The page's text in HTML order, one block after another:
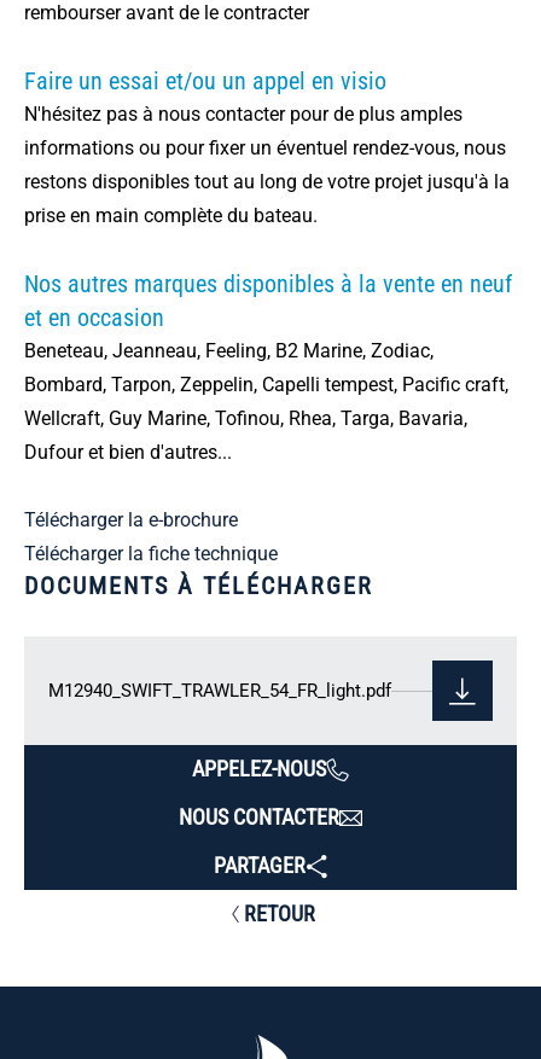
rembourser avant de le contracter
Faire un essai et/ou un appel en visio
N'hésitez pas à nous contacter pour de plus amples
informations ou pour fixer un éventuel rendez-vous, nous
restons disponibles tout au long de votre projet jusqu'à la
prise en main complète du bateau.
Nos autres marques disponibles à la vente en neuf
et en occasion
Beneteau, Jeanneau, Feeling, B2 Marine, Zodiac,
Bombard, Tarpon, Zeppelin, Capelli tempest, Pacific craft,
Wellcraft, Guy Marine, Tofinou, Rhea, Targa, Bavaria,
Dufour et bien d'autres...
Télécharger la e-brochure
Télécharger la fiche technique
DOCUMENTS À TÉLÉCHARGER
M12940_SWIFT_TRAWLER_54_FR_light.pdf
RETOUR
APPELEZ-NOUS
NOUS CONTACTER
PARTAGER